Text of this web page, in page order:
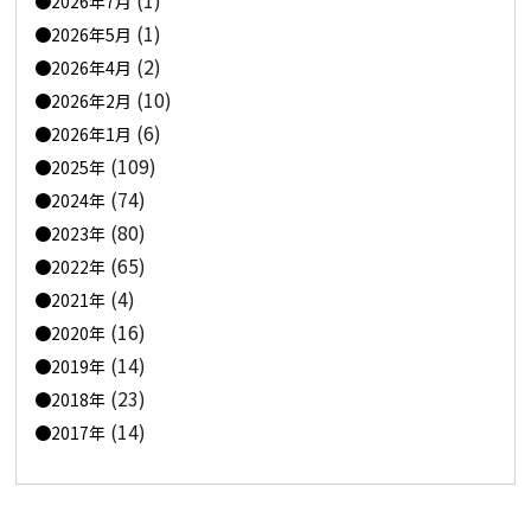
2026年5月 (1)
2026年4月 (2)
2026年2月 (10)
2026年1月 (6)
2025年 (109)
2024年 (74)
2023年 (80)
2022年 (65)
2021年 (4)
2020年 (16)
2019年 (14)
2018年 (23)
2017年 (14)